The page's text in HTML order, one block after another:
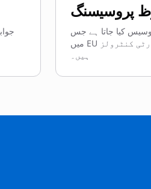
پروسیسنگ
کیا جاتا ہے جس
میں EU کی سطح کی سیکیورٹی کنٹرولز
ہیں۔